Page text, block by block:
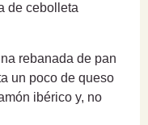
de cebolleta
rebanada de pan
un poco de queso
ibérico y, no